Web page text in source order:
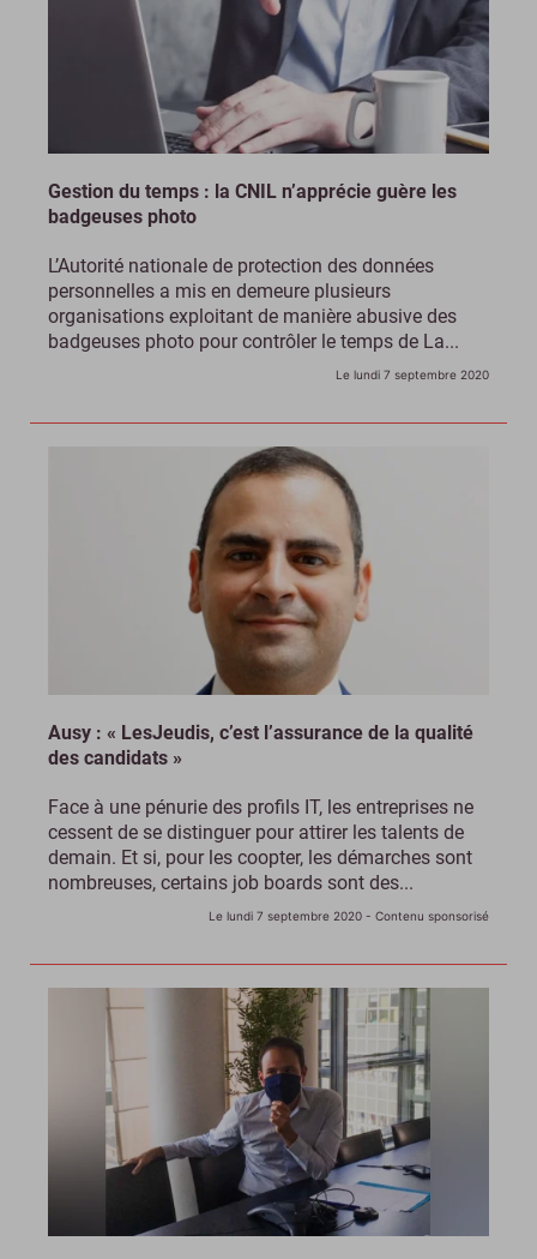
Gestion du temps : la CNIL n’apprécie guère les
badgeuses photo
L’Autorité nationale de protection des données
personnelles a mis en demeure plusieurs
organisations exploitant de manière abusive des
badgeuses photo pour contrôler le temps de La...
Le lundi 7 septembre 2020
Ausy : « LesJeudis, c’est l’assurance de la qualité
des candidats »
Face à une pénurie des profils IT, les entreprises ne
cessent de se distinguer pour attirer les talents de
demain. Et si, pour les coopter, les démarches sont
nombreuses, certains job boards sont des...
Le lundi 7 septembre 2020 - Contenu sponsorisé